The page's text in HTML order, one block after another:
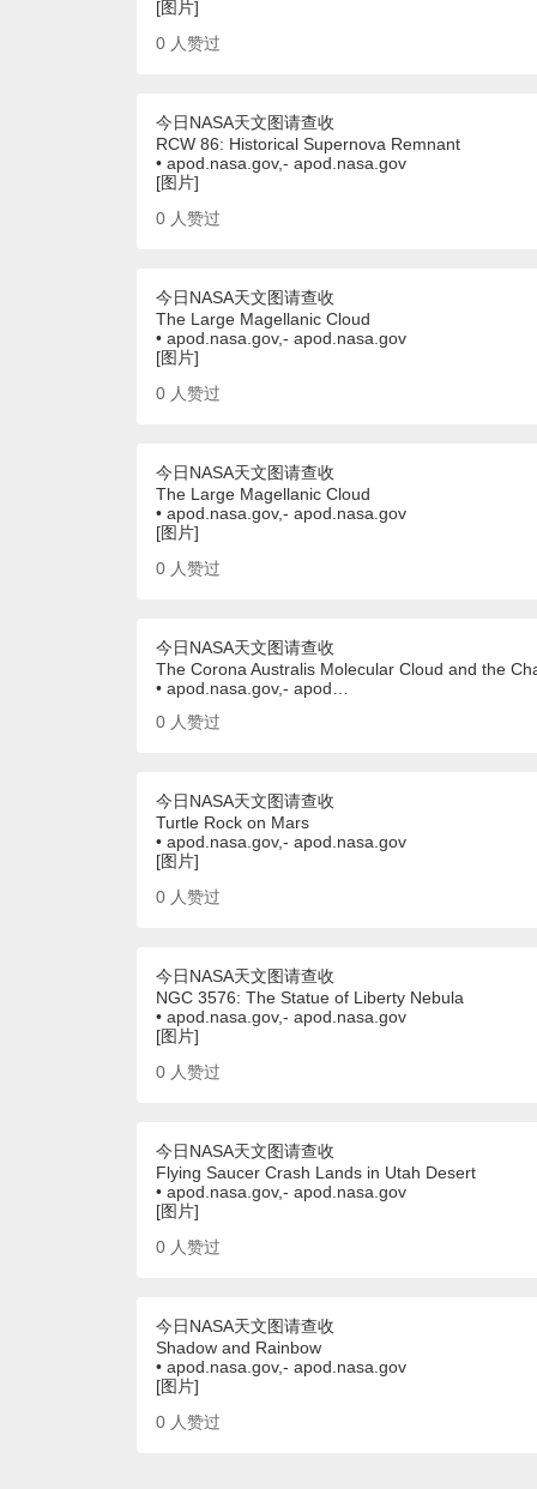
[图片]
0 人赞过
今日NASA天文图请查收
RCW 86: Historical Supernova Remnant
• apod.nasa.gov,- apod.nasa.gov
[图片]
0 人赞过
今日NASA天文图请查收
The Large Magellanic Cloud
• apod.nasa.gov,- apod.nasa.gov
[图片]
0 人赞过
今日NASA天文图请查收
The Large Magellanic Cloud
• apod.nasa.gov,- apod.nasa.gov
[图片]
0 人赞过
今日NASA天文图请查收
The Corona Australis Molecular Cloud and the
• apod.nasa.gov,- apod…
0 人赞过
今日NASA天文图请查收
Turtle Rock on Mars
• apod.nasa.gov,- apod.nasa.gov
[图片]
0 人赞过
今日NASA天文图请查收
NGC 3576: The Statue of Liberty Nebula
• apod.nasa.gov,- apod.nasa.gov
[图片]
0 人赞过
今日NASA天文图请查收
Flying Saucer Crash Lands in Utah Desert
• apod.nasa.gov,- apod.nasa.gov
[图片]
0 人赞过
今日NASA天文图请查收
Shadow and Rainbow
• apod.nasa.gov,- apod.nasa.gov
[图片]
0 人赞过